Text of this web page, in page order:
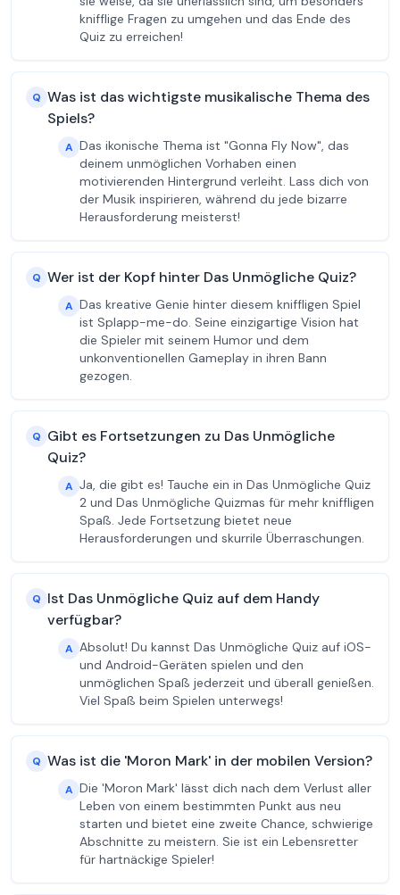
knifflige Fragen zu umgehen und das Ende des
Quiz zu erreichen!
Q Was ist das wichtigste musikalische Thema des
Spiels?
A Das ikonische Thema ist "Gonna Fly Now", das
deinem unmöglichen Vorhaben einen
motivierenden Hintergrund verleiht. Lass dich von
der Musik inspirieren, während du jede bizarre
Herausforderung meisterst!
Q Wer ist der Kopf hinter Das Unmögliche Quiz?
A Das kreative Genie hinter diesem kniffligen Spiel
ist Splapp-me-do. Seine einzigartige Vision hat
die Spieler mit seinem Humor und dem
unkonventionellen Gameplay in ihren Bann
gezogen.
Q Gibt es Fortsetzungen zu Das Unmögliche
Quiz?
A Ja, die gibt es! Tauche ein in Das Unmögliche Quiz
2 und Das Unmögliche Quizmas für mehr kniffligen
Spaß. Jede Fortsetzung bietet neue
Herausforderungen und skurrile Überraschungen.
Q Ist Das Unmögliche Quiz auf dem Handy
verfügbar?
A Absolut! Du kannst Das Unmögliche Quiz auf iOS-
und Android-Geräten spielen und den
unmöglichen Spaß jederzeit und überall genießen.
Viel Spaß beim Spielen unterwegs!
Q Was ist die 'Moron Mark' in der mobilen Version?
A Die 'Moron Mark' lässt dich nach dem Verlust aller
Leben von einem bestimmten Punkt aus neu
starten und bietet eine zweite Chance, schwierige
Abschnitte zu meistern. Sie ist ein Lebensretter
für hartnäckige Spieler!